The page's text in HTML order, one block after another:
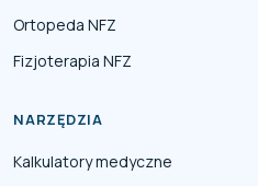
Ortopeda NFZ
Fizjoterapia NFZ
NARZĘDZIA
Kalkulatory medyczne